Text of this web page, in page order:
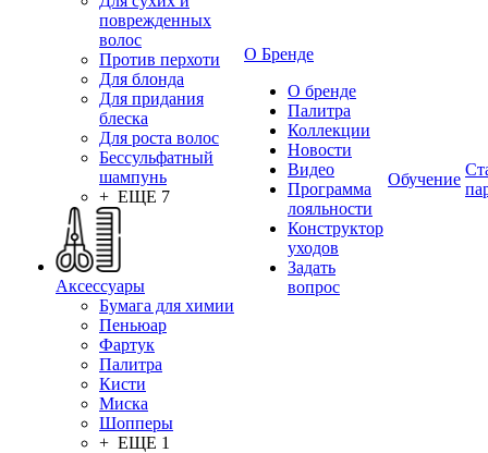
поврежденных
волос
Против перхоти
Для блонда
Для придания
блеска
Для роста волос
Бессульфатный
шампунь
+ ЕЩЕ 7
Аксессуары
Бумага для химии
Пеньюар
Фартук
Палитра
Кисти
Миска
Шопперы
+ ЕЩЕ 1
О Бренде
О бренде
Палитра
Коллекции
Новости
Видео
Программа
лояльности
Конструктор
уходов
Задать
вопрос
Обучение